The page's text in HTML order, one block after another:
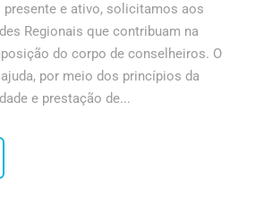
presente e ativo, solicitamos aos
Regionais que contribuam na
do corpo de conselheiros. O
por meio dos princípios da
e prestação de...